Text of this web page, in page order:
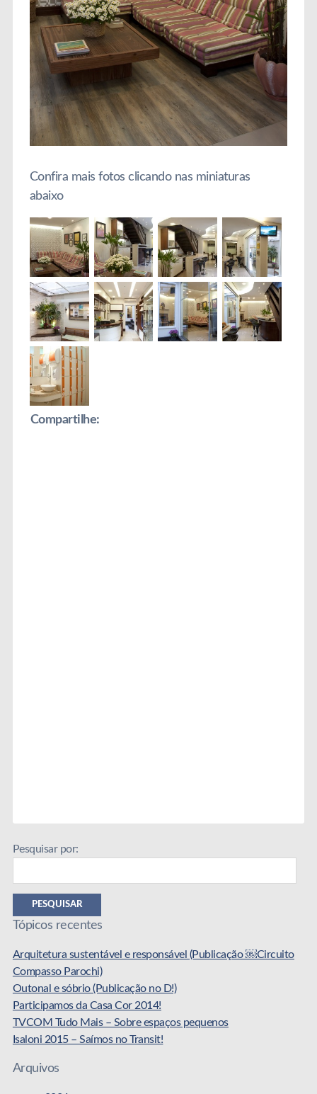
Confira mais fotos clicando nas miniaturas
abaixo
Compartilhe:
Pesquisar por:
PESQUISAR
Tópicos recentes
Arquitetura sustentável e responsável (Publicação ￼Circuito
Compasso Parochi)
Outonal e sóbrio (Publicação no D!)
Participamos da Casa Cor 2014!
TVCOM Tudo Mais – Sobre espaços pequenos
Isaloni 2015 – Saímos no Transit!
Arquivos